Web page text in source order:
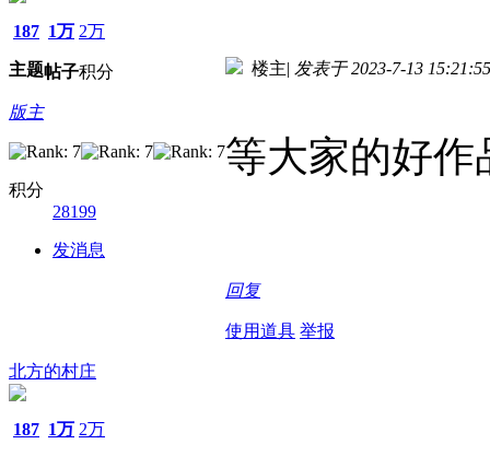
187
主题
1万
帖子
2万
积分
版主
积分
28199
发消息
楼主| 发表于 2023-7-13 15:21:55
等大家的好作
回复
使用道具 举报
北方的村庄
187 1万 2万